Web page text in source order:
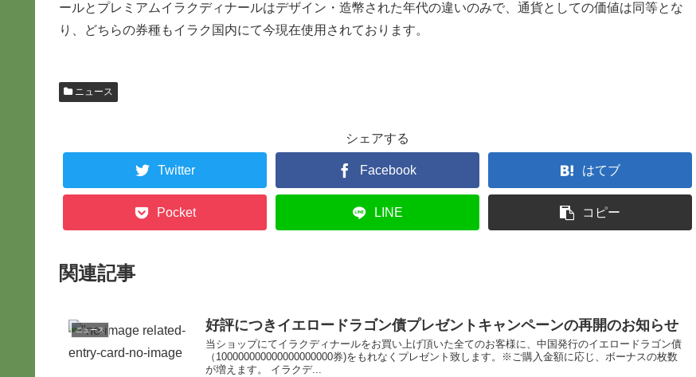
ールとプレミアムイラクディナールはデザイン・造幣された年代の違いのみで、通貨としての価値は同等とな
り、どちらの券種もイラク国内にて今現在使用されております。
ニュース
シェアする
Twitter Facebook はてブ
Pocket LINE コピー
関連記事
ニュース 好評につきイエロードラゴン債プレゼントキャンペーンの再開のお知らせ
当ショップにてイラクディナールをお買い上げ頂いた全てのお客様に、中国発行のイエロードラゴン債
（100000000000000000000券)をもれなくプレゼント致します。※ご購入金額に応じ、ボーナスの枚数
が増えます。 イラクデ...